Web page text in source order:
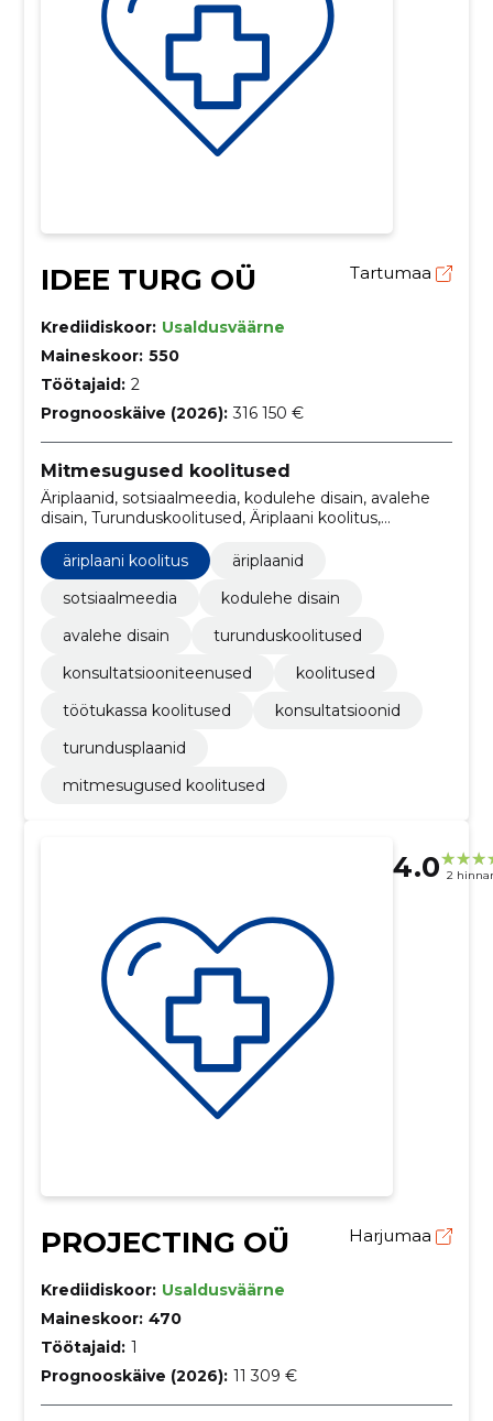
IDEE TURG OÜ Tartumaa
Krediidiskoor: Usaldusväärne
Maineskoor: 550
Töötajaid: 2
Prognooskäive (2026): 316 150 €
Mitmesugused koolitused
Äriplaanid, sotsiaalmeedia, kodulehe disain, avalehe
disain, Turunduskoolitused, Äriplaani koolitus,
koolitused, konsultatsioonid
äriplaani koolitus
äriplaanid
sotsiaalmeedia
kodulehe disain
avalehe disain
turunduskoolitused
konsultatsiooniteenused
koolitused
töötukassa koolitused
konsultatsioonid
turundusplaanid
mitmesugused koolitused
4.0 2
PROJECTING OÜ Harjumaa
Krediidiskoor: Usaldusväärne
Maineskoor: 470
Töötajaid: 1
Prognooskäive (2026): 11 309 €